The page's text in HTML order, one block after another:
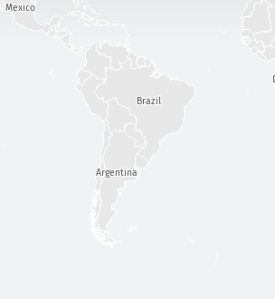
Argentina
Brazil
Mexico